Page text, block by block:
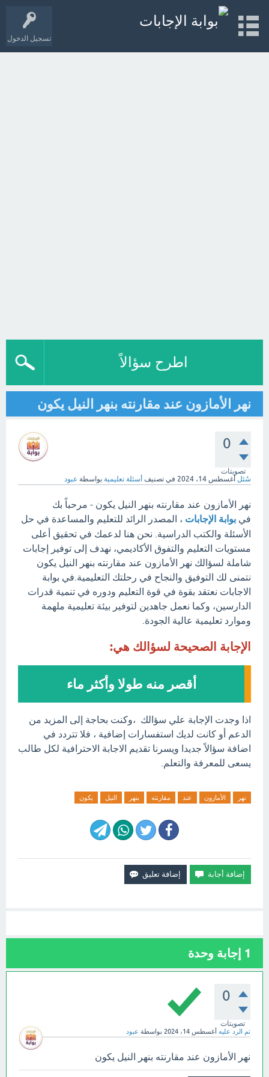
تسجيل الدخول
اطرح سؤالاً
نهر الأمازون عند مقارنته بنهر النيل يكون
0
تصويتات
سُئل أغسطس 14، 2024 في تصنيف أسئلة تعليمية بواسطة عبود
نهر الأمازون عند مقارنته بنهر النيل يكون - مرحباً بك
في بوابة الإجابات ، المصدر الرائد للتعليم والمساعدة في حل
الأسئلة والكتب الدراسية. نحن هنا لدعمك في تحقيق أعلى
مستويات التعليم والتفوق الأكاديمي، نهدف إلى توفير إجابات
شاملة لسؤالك نهر الأمازون عند مقارنته بنهر النيل يكون
نتمنى لك التوفيق والنجاح في رحلتك التعليمية.في بوابة
الاجابات نعتقد بقوة في قوة التعليم ودوره في تنمية قدرات
الدارسين، وكما نعمل جاهدين لتوفير بيئة تعليمية ملهمة
وموارد تعليمية عالية الجودة.
الإجابة الصحيحة لسؤالك هي:
أقصر منه طولا وأكثر ماء
اذا وجدت الإجابة علي سؤالك ،وكنت بحاجة إلى المزيد من
الدعم أو كانت لديك استفسارات إضافية ، فلا تتردد في
اضافة سؤالاً جديدا ويسرنا تقديم الاجابة الاحترافية لكل طالب
يسعى للمعرفة والتعلم.
نهر الأمازون عند مقارنته بنهر النيل يكون
1 إجابة وحدة
0
تصويتات
تم الرد عليه أغسطس 14، 2024 بواسطة عبود
نهر الأمازون عند مقارنته بنهر النيل يكون